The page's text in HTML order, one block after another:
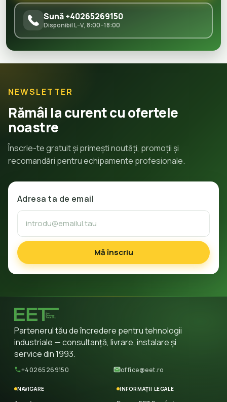
Sună +40265269150
Disponibil L–V, 8:00–18:00
NEWSLETTER
Rămâi la curent cu ofertele
noastre
Înscrie-te gratuit și primești noutăți, promoții și
recomandări pentru echipamente profesionale.
Adresa ta de email
Mă înscriu
Partenerul tău de încredere pentru tehnologii
industriale — consultanță, livrare, instalare și
service din 1993.
+40265269150 office@eet.ro
NAVIGARE INFORMAȚII LEGALE